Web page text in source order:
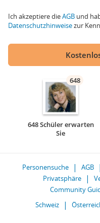
Ich akzeptiere dieAGB und
Datenschutzhinweisezur
648
648 Schüler erwarten
Sie
Personensuche AGB
Privatsphäre
Community
Schweiz